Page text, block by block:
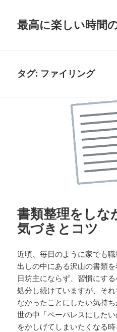
最高に楽しい時間
タグ: ファイリング
書類整理をしな
気づきとコツ
近頃、毎日のように家でも
出しの中にある沢山の書類
日坊主にならず、習慣にす
処分し続けていますが、そ
なかったことにしたい気持ち
世の中「ペーパレスにした
をかしげてしまいたくなる